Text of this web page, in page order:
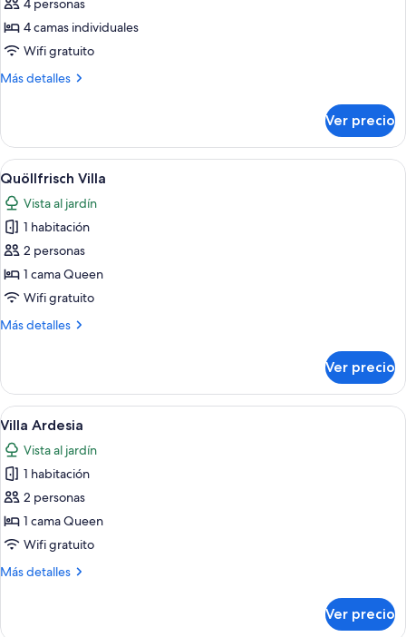
cuádruple
(Pavillon)
4 personas
4 camas individuales
Wifi gratuito
Más detalles
Más
cuádruple
(Pavillon)
Ver precio
Abrir
todas
las
fotos
de
Quöllfrisch
Villa
Una habitación de hotel moderna
10
Quöllfrisch Villa
Vista al jardín
1 habitación
2 personas
1 cama Queen
Wifi gratuito
Más detalles
Más
Villa
Ver precio
Abrir
todas
las
fotos
de
Villa
Ardesia
Un dormitorio con una cama, un
7
Villa Ardesia
Vista al jardín
1 habitación
2 personas
1 cama Queen
Wifi gratuito
Más detalles
Más
Ver precio